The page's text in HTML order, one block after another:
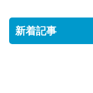
新着記事